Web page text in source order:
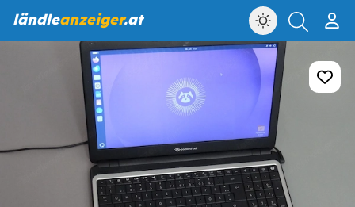
ländleanzeiger.at